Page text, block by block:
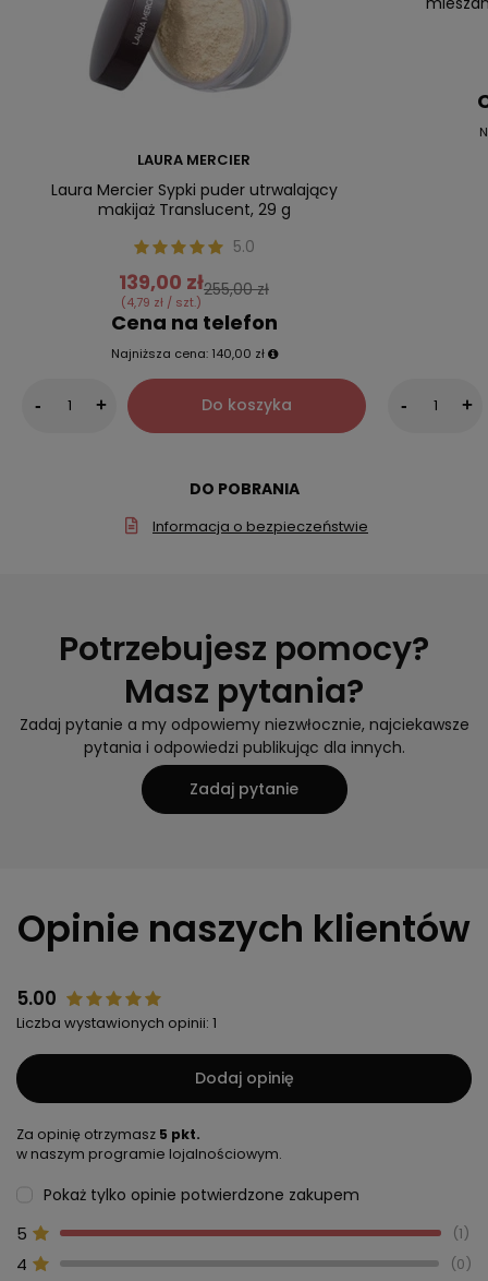
LAURA MERCIER
Laura Mercier Sypki puder utrwalający
makijaż Translucent, 29 g
5.0
139,00 zł
(4,79 zł / szt.)
255,00 zł
Cena na telefon
Najniższa cena: 140,00 zł
- + Do koszyka - +
DO POBRANIA
Informacja o bezpieczeństwie
Potrzebujesz pomocy?
Masz pytania?
Zadaj pytanie a my odpowiemy niezwłocznie, najciekawsze
pytania i odpowiedzi publikując dla innych.
Zadaj pytanie
Opinie naszych klientów
5.00
Liczba wystawionych opinii: 1
Dodaj opinię
Za opinię otrzymasz 5 pkt.
w naszym programie lojalnościowym.
Pokaż tylko opinie potwierdzone zakupem
5 1
4 0